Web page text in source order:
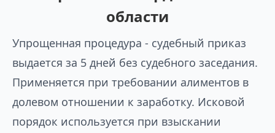
области
Упрощенная процедура - судебный приказ
выдается за 5 дней без судебного заседания.
Применяется при требовании алиментов в
долевом отношении к заработку. Исковой
порядок используется при взыскании